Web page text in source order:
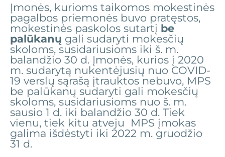
Įmonės, kurioms taikomos mokestinės
pagalbos priemonės buvo pratęstos,
mokestinės paskolos sutartį be
palūkanų gali sudaryti mokesčių
skoloms, susidariusioms iki š. m.
balandžio 30 d. Įmonės, kurios į 2020
m. sudarytą nukentėjusių nuo COVID-
19 verslų sąrašą įtrauktos nebuvo, MPS
be palūkanų sudaryti gali mokesčių
skoloms, susidariusioms nuo š. m.
sausio 1 d. iki balandžio 30 d. Tiek
vienu, tiek kitu atveju MPS įmokas
galima išdėstyti iki 2022 m. gruodžio
31 d.